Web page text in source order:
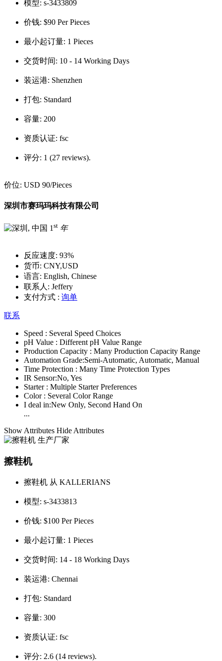
模型: s-3433809
价钱: $90 Per Pieces
最小起订量: 1 Pieces
交货时间: 10 - 14 Working Days
装运港: Shenzhen
打包: Standard
容量: 200
资质认证: fsc
评分: 1 (27 reviews).
价位: USD 90/Pieces
深圳市赛玛玛科技有限公司
1st 年
反应速度: 93%
货币: CNY,USD
语言: English, Chinese
联系人: Jeffery
支付方式 : 询单
联系
Speed : Several Speed Choices
pH Value : Different pH Value Range
Production Capacity : Many Production Capacity Range
Automation Grade:Semi-Automatic, Automatic, Manual
Time Protection : Many Time Protection Types
IR Sensor:No, Yes
Starter : Multiple Starter Preferences
Color : Several Color Range
I deal in:New Only, Second Hand On
...
Show Attributes Hide Attributes
擦鞋机
擦鞋机 从 KALLERIANS
模型: s-3433813
价钱: $100 Per Pieces
最小起订量: 1 Pieces
交货时间: 14 - 18 Working Days
装运港: Chennai
打包: Standard
容量: 300
资质认证: fsc
评分: 2.6 (14 reviews).